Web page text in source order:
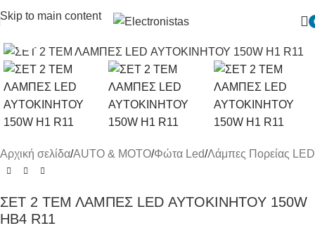
Skip to main content
Αρχική σελίδα/AUTO & MOTO/Φώτα Led/Λάμπες Πορείας LED
ΣΕΤ 2 ΤΕΜ ΛΑΜΠΕΣ LED ΑΥΤΟΚΙΝΗΤΟΥ 150W
HB4 R11